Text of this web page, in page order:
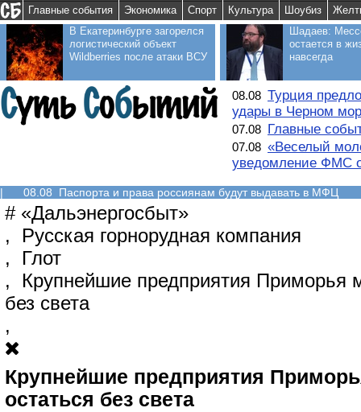
Главные события Экономика Спорт Культура Шоубиз
В Екатеринбурге загорелся
логистический объект
Wildberries после атаки ВСУ
Шадаев:
остается в
навсегда
08.08 Турция
удары в Черном
07.08 Главные
07.08 «Веселый
уведомление ФМС
| 08.08 Паспорта и права россиянам будут выдавать в МФЦ
# «Дальэнергосбыт»
, Русская горнорудная компания
, Глот
, Крупнейшие предприятия Приморья
без света
,
Крупнейшие предприятия
остаться без света